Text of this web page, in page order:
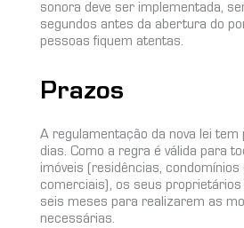
sonora deve ser implementada,
segundos antes da abertura do
pessoas fiquem atentas.
Prazos
A regulamentação da nova lei
dias. Como a regra é válida para
imóveis (residências,
comerciais), os seus
seis meses para realizarem as
necessárias.